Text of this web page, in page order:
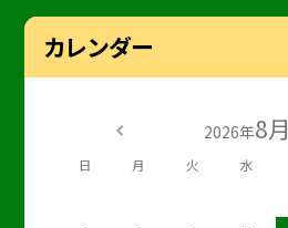
カレンダー
2026年8月
日 月 火 水